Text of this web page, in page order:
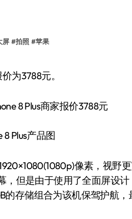
屏 #拍照 #苹果
为3788元。
8 Plus产品图
像素，视野
但是由于使用了全面屏设
的存储组合为该机保驾护航